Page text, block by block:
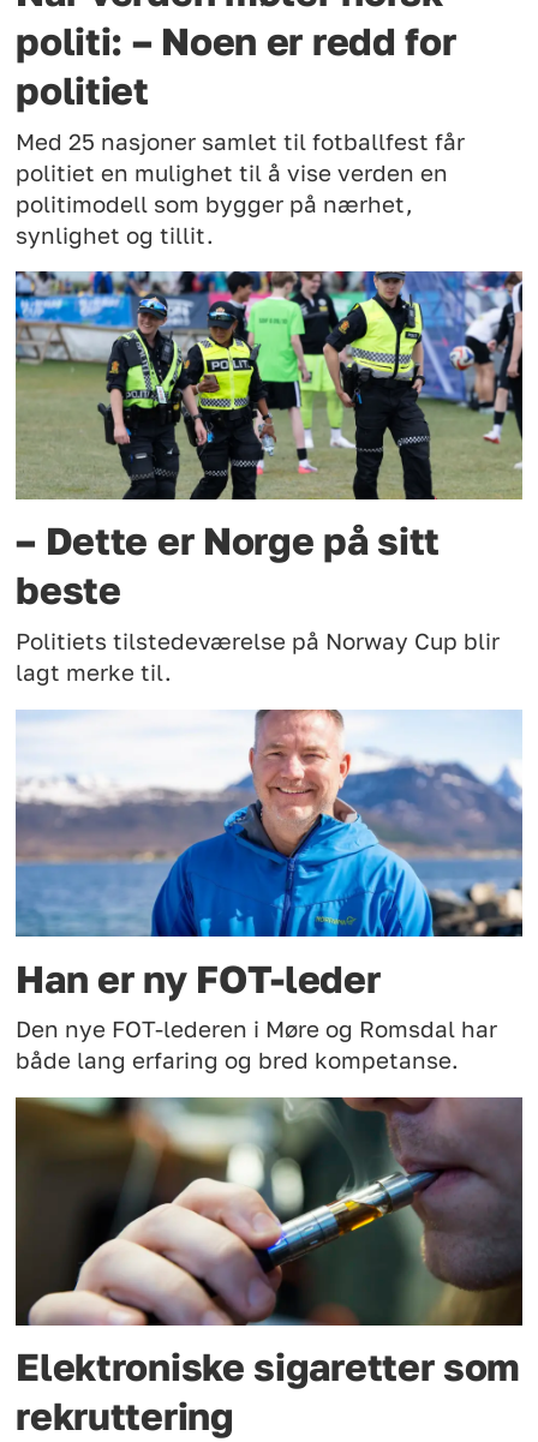
politi: – Noen er redd for
politiet
Med 25 nasjoner samlet til fotballfest får
politiet en mulighet til å vise verden en
politimodell som bygger på nærhet,
synlighet og tillit.
– Dette er Norge på sitt
beste
Politiets tilstedeværelse på Norway Cup blir
lagt merke til.
Han er ny FOT-leder
Den nye FOT-lederen i Møre og Romsdal har
både lang erfaring og bred kompetanse.
Elektroniske sigaretter som
rekruttering